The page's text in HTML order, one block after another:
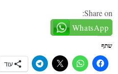
Share on:
WhatsApp
שתף
עוד